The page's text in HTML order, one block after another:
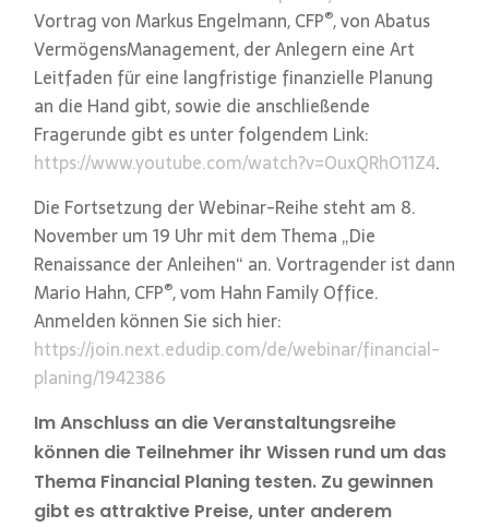
Vortrag von Markus Engelmann, CFP®, von Abatus
VermögensManagement, der Anlegern eine Art
Leitfaden für eine langfristige finanzielle Planung
an die Hand gibt, sowie die anschließende
Fragerunde gibt es unter folgendem Link:
https://www.youtube.com/watch?v=OuxQRhO11Z4.
Die Fortsetzung der Webinar-Reihe steht am 8.
November um 19 Uhr mit dem Thema „Die
Renaissance der Anleihen“ an. Vortragender ist dann
Mario Hahn, CFP®, vom Hahn Family Office.
Anmelden können Sie sich hier:
https://join.next.edudip.com/de/webinar/financial-
planing/1942386
Im Anschluss an die Veranstaltungsreihe
können die Teilnehmer ihr Wissen rund um das
Thema Financial Planing testen. Zu gewinnen
gibt es attraktive Preise, unter anderem